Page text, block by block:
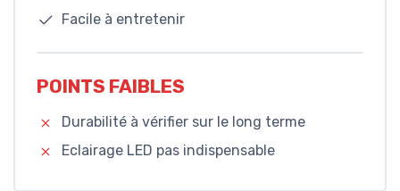
Facile à entretenir
POINTS FAIBLES
Durabilité à vérifier sur le long terme
Eclairage LED pas indispensable